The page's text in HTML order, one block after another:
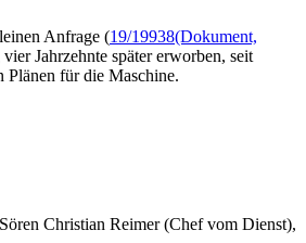
Anfrage (19/19938(Dokument,
Jahrzehnte später erworben, seit
Plänen für die Maschine.
Christian Reimer (Chef vom Dienst),